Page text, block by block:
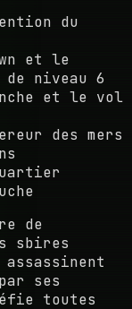
du
et le
niveau 6
et le vol
des mers
de
sbires
ses
toutes